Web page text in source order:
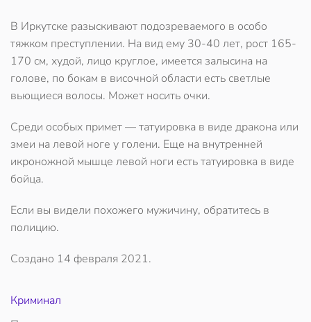
В Иркутске разыскивают подозреваемого в особо
тяжком преступлении. На вид ему 30-40 лет, рост 165-
170 см, худой, лицо круглое, имеется залысина на
голове, по бокам в височной области есть светлые
вьющиеся волосы. Может носить очки.
Среди особых примет — татуировка в виде дракона или
змеи на левой ноге у голени. Еще на внутренней
икроножной мышце левой ноги есть татуировка в виде
бойца.
Если вы видели похожего мужичину, обратитесь в
полицию.
Создано 14 февраля 2021.
Криминал